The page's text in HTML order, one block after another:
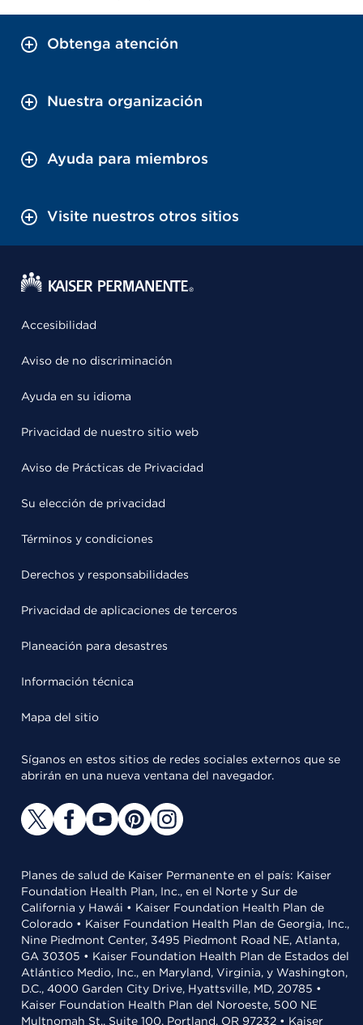
Obtenga atención
Nuestra organización
Ayuda para miembros
Visite nuestros otros sitios
Accesibilidad
Aviso de no discriminación
Ayuda en su idioma
Privacidad de nuestro sitio web
Aviso de Prácticas de Privacidad
Su elección de privacidad
Términos y condiciones
Derechos y responsabilidades
Privacidad de aplicaciones de terceros
Planeación para desastres
Información técnica
Mapa del sitio
Síganos en estos sitios de redes sociales externos que se
abrirán en una nueva ventana del navegador.
Planes de salud de Kaiser Permanente en el país: Kaiser
Foundation Health Plan, Inc., en el Norte y Sur de
California y Hawái • Kaiser Foundation Health Plan de
Colorado • Kaiser Foundation Health Plan de Georgia, Inc.,
Nine Piedmont Center, 3495 Piedmont Road NE, Atlanta,
GA 30305 • Kaiser Foundation Health Plan de Estados del
Atlántico Medio, Inc., en Maryland, Virginia, y Washington,
D.C., 4000 Garden City Drive, Hyattsville, MD, 20785 •
Kaiser Foundation Health Plan del Noroeste, 500 NE
Multnomah St., Suite 100, Portland, OR 97232 • Kaiser